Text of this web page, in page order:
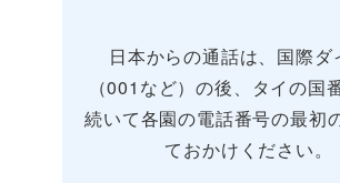
日本からの通話は、国際ダ
（001など）の後、タイの国
続いて各園の電話番号の最初
ておかけください。